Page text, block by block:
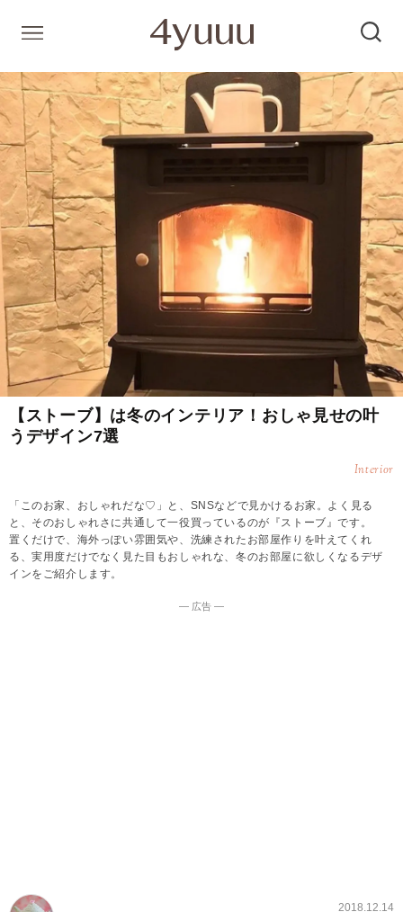
【ストーブ】は冬のインテリア！おしゃ見せの叶
うデザイン7選
Interior
「このお家、おしゃれだな♡」と、SNSなどで見かけるお家。よく見る
と、そのおしゃれさに共通して一役買っているのが『ストーブ』です。
置くだけで、海外っぽい雰囲気や、洗練されたお部屋作りを叶えてくれ
る、実用度だけでなく見た目もおしゃれな、冬のお部屋に欲しくなるデザ
インをご紹介します。
― 広告 ―
2018.12.14